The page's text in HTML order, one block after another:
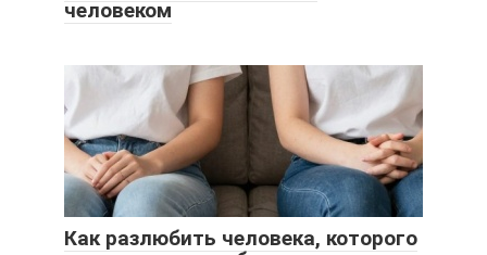
человеком
Как разлюбить человека, которого